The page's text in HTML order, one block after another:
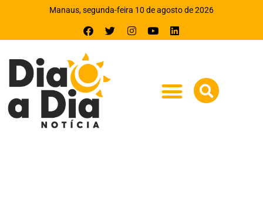
Manaus, segunda-feira 10 de agosto de 2026